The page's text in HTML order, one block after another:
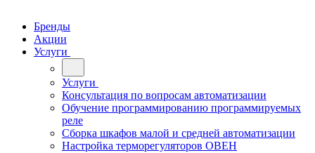
Бренды
Акции
Услуги
Услуги
Консультация по вопросам автоматизации
Обучение программированию программируемых
реле
Сборка шкафов малой и средней автоматизации
Настройка терморегуляторов ОВЕН